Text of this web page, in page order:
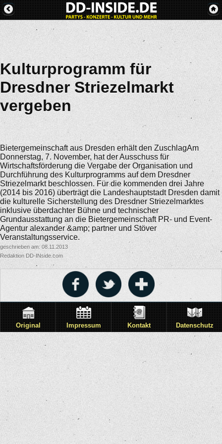
Kulturprogramm für
Dresdner Striezelmarkt
vergeben
Bietergemeinschaft aus Dresden erhält den ZuschlagAm
Donnerstag, 7. November, hat der Ausschuss für
Wirtschaftsförderung die Vergabe der Organisation und
Durchführung des Kulturprogramms auf dem Dresdner
Striezelmarkt beschlossen. Für die kommenden drei Jahre
(2014 bis 2016) überträgt die Landeshauptstadt Dresden damit
die kulturelle Sicherstellung des Dresdner Striezelmarktes
inklusive überdachter Bühne und technischer
Grundausstattung an die Bietergemeinschaft PR- und Event-
Agentur alexander &amp; partner und Stöver
Veranstaltungsservice.
geschrieben am: 08.11.2013
Redaktion DD-INside.com
Original Impressum Kontakt Datenschutz